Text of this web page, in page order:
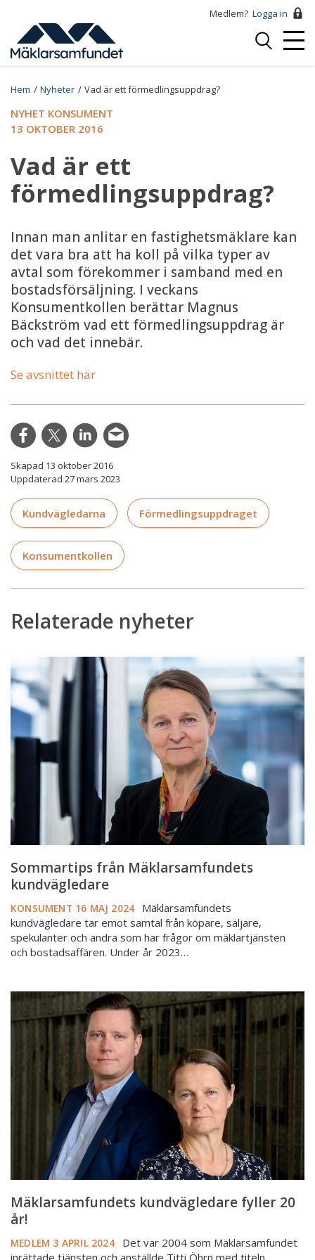
huvudinnehåll
Medlem? Logga in
Logga
Breadcrumb
Hem Nyheter Vad är ett förmedlingsuppdrag?
NYHET KONSUMENT
13 OKTOBER 2016
Vad är ett
förmedlingsuppdrag?
Innan man anlitar en fastighetsmäklare kan
det vara bra att ha koll på vilka typer av
avtal som förekommer i samband med en
bostadsförsäljning. I veckans
Konsumentkollen berättar Magnus
Bäckström vad ett förmedlingsuppdrag är
och vad det innebär.
Se avsnittet här
Skapad 13 oktober 2016
Uppdaterad 27 mars 2023
Kundvägledarna Förmedlingsuppdraget
Konsumentkollen
Relaterade nyheter
Sommartips
från
Mäklarsamfundets
kundvägledare
Sommartips från Mäklarsamfundets
kundvägledare
KONSUMENT 16 MAJ 2024
Mäklarsamfundets
kundvägledare tar emot samtal från köpare, säljare,
spekulanter och andra som har frågor om mäklartjänsten
och bostadsaffären. Under år 2023…
Mäklarsamfundets
kundvägledare
fyller
Mäklarsamfundets kundvägledare fyller 20
år!
MEDLEM 3 APRIL 2024
Det var 2004 som Mäklarsamfundet
inrättade tjänsten och anställde Titti Öhrn med titeln